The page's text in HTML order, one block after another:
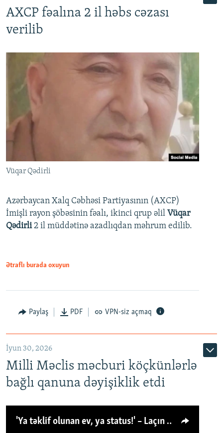
AXCP fəalına 2 il həbs cəzası
verilib
Vüqar Qədirli
Azərbaycan Xalq Cəbhəsi Partiyasının (AXCP)
İmişli rayon şöbəsinin fəalı, ikinci qrup əlil Vüqar
Qədirli2 il müddətinə azadlıqdan məhrum edilib.
Ətraflı burada oxuyun
Paylaş PDF VPN-siz açmaq
İyun 30, 2026
Milli Məclis məcburi köçkünlərlə
bağlı qanuna dəyişiklik etdi
'Ya təklif olunan ev, ya status!' – Laçın köçkünü: 'Laçından başqa heç hara!'